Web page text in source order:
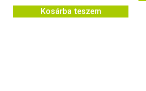
Kosárba teszem